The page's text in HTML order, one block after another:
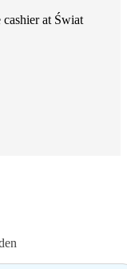
cashier at Świat